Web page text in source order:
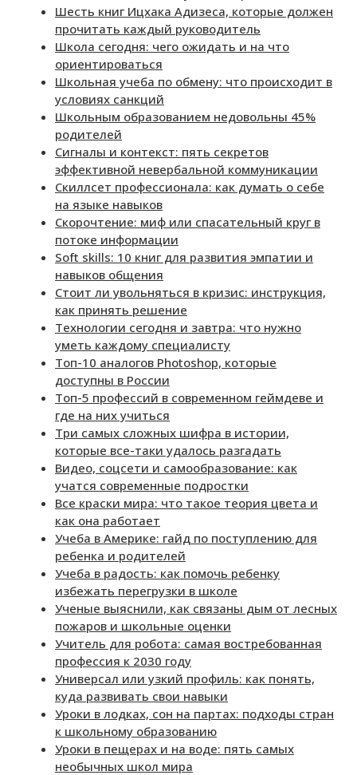
Шесть книг Ицхака Адизеса, которые должен
прочитать каждый руководитель
Школа сегодня: чего ожидать и на что
ориентироваться
Школьная учеба по обмену: что происходит в
условиях санкций
Школьным образованием недовольны 45%
родителей
Сигналы и контекст: пять секретов
эффективной невербальной коммуникации
Скиллсет профессионала: как думать о себе
на языке навыков
Скорочтение: миф или спасательный круг в
потоке информации
Soft skills: 10 книг для развития эмпатии и
навыков общения
Стоит ли увольняться в кризис: инструкция,
как принять решение
Технологии сегодня и завтра: что нужно
уметь каждому специалисту
Топ-10 аналогов Photoshop, которые
доступны в России
Топ-5 профессий в современном геймдеве и
где на них учиться
Три самых сложных шифра в истории,
которые все-таки удалось разгадать
Видео, соцсети и самообразование: как
учатся современные подростки
Все краски мира: что такое теория цвета и
как она работает
Учеба в Америке: гайд по поступлению для
ребенка и родителей
Учеба в радость: как помочь ребенку
избежать перегрузки в школе
Ученые выяснили, как связаны дым от лесных
пожаров и школьные оценки
Учитель для робота: самая востребованная
профессия к 2030 году
Универсал или узкий профиль: как понять,
куда развивать свои навыки
Уроки в лодках, сон на партах: подходы стран
к школьному образованию
Уроки в пещерах и на воде: пять самых
необычных школ мира